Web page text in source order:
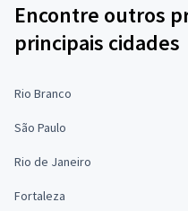
Encontre outros
principais cidades
Rio Branco
São Paulo
Rio de Janeiro
Fortaleza